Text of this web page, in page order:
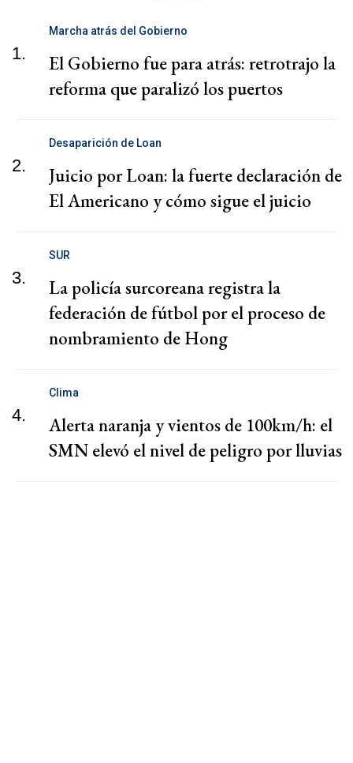
1.
Marcha atrás del Gobierno
El Gobierno fue para atrás: retrotrajo la
reforma que paralizó los puertos
2.
Desaparición de Loan
Juicio por Loan: la fuerte declaración de
El Americano y cómo sigue el juicio
3.
SUR
La policía surcoreana registra la
federación de fútbol por el proceso de
nombramiento de Hong
4.
Clima
Alerta naranja y vientos de 100km/h: el
SMN elevó el nivel de peligro por lluvias